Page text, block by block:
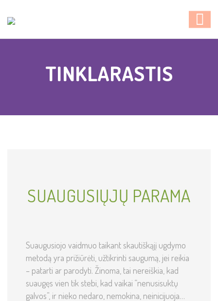
TINKLARASTIS
SUAUGUSIŲJŲ PARAMA
Suaugusiojo vaidmuo taikant skautiškąjį ugdymo
metodą yra prižiūrėti, užtikrinti saugumą, jei reikia
– patarti ar parodyti. Žinoma, tai nereiškia, kad
suaugęs vien tik stebi, kad vaikai “nenusisuktų
galvos”, ir nieko nedaro, nemokina, neinicijuoja…